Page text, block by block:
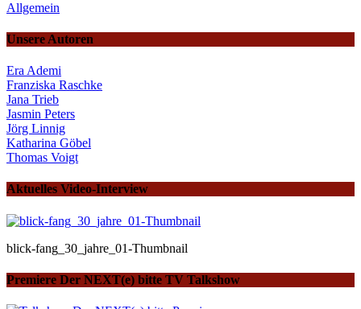
Allgemein
Unsere Autoren
Era Ademi
Franziska Raschke
Jana Trieb
Jasmin Peters
Jörg Linnig
Katharina Göbel
Thomas Voigt
Aktuelles Video-Interview
blick-fang_30_jahre_01-Thumbnail
Premiere Der NEXT(e) bitte TV Talkshow